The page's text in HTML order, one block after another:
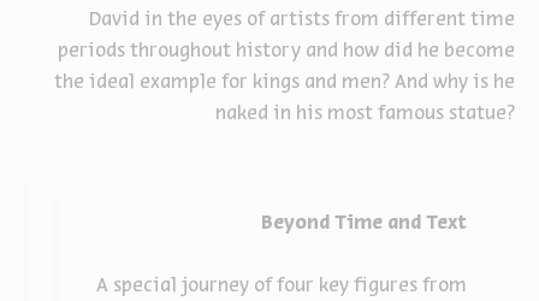
David in the eyes of artists from different time
periods throughout history and how did he become
the ideal example for kings and men? And why is he
naked in his most famous statue?
Beyond Time and Text
A special journey of four key figures from